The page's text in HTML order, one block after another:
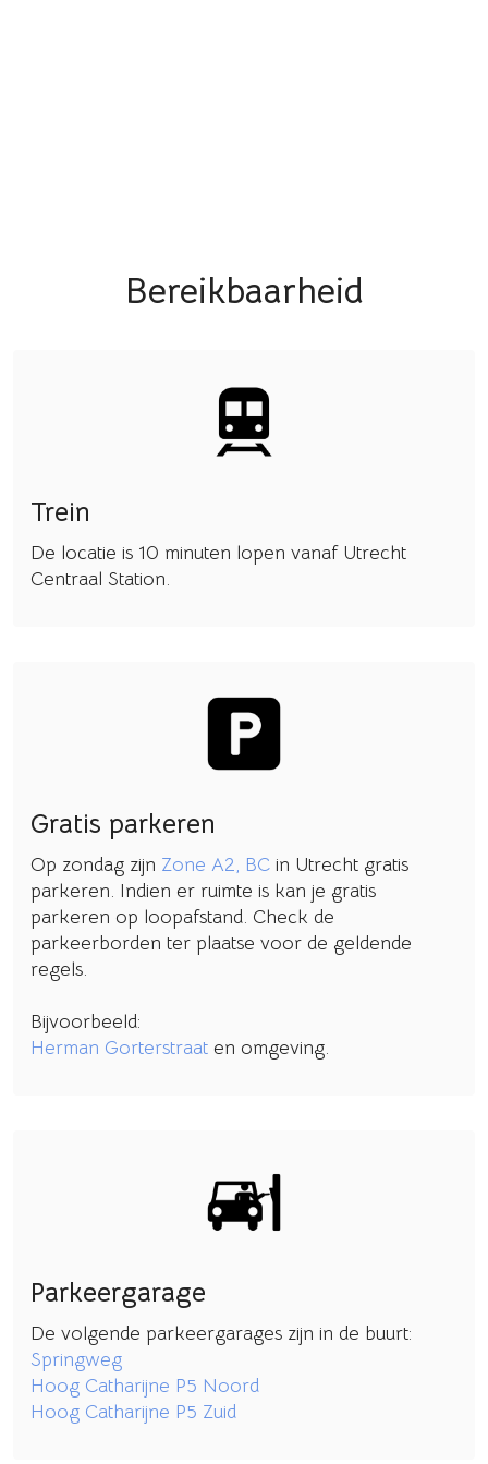
Bereikbaarheid
Trein
De locatie is 10 minuten lopen vanaf Utrecht
Centraal Station.
Gratis parkeren
Op zondag zijn Zone A2, BC in Utrecht gratis
parkeren. Indien er ruimte is kan je gratis
parkeren op loopafstand. Check de
parkeerborden ter plaatse voor de geldende
regels.
Bijvoorbeeld:
Herman Gorterstraat en omgeving.
Parkeergarage
De volgende parkeergarages zijn in de buurt:
Springweg
Hoog Catharijne P5 Noord
Hoog Catharijne P5 Zuid